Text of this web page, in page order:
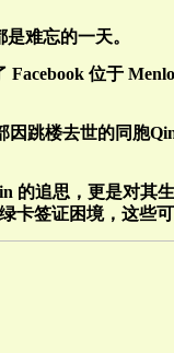
难忘的一天。
Facebook 位于
跳楼去世的同胞
的追思，更是对
卡签证困境，这些